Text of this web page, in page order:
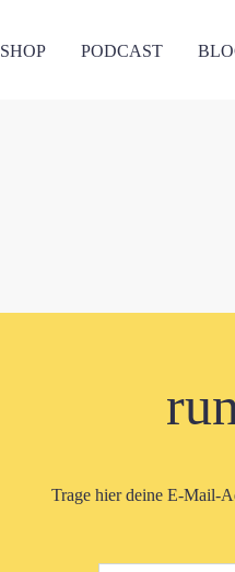
SHOP PODCAST
Trage hier deine E-Mail-